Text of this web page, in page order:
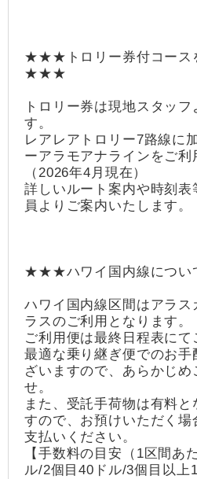
★★★トロリー券付コース
★★★
トロリー券は現地スタッ
す。
レアレアトロリー7路線に
ーアラモアナラインをご利
（2026年4月現在）
詳しいルート案内や時刻
員よりご案内いたします。
★★★ハワイ国内線につ
ハワイ国内線区間はアラス
ラスのご利用となります。
ご利用便は最終日程表にて
最適な乗り継ぎ便でのお
ざいますので、あらかじめ
せ。
また、受託手荷物は有料と
すので、お預けいただく場
支払いください。
【手数料の目安（1区間あ
ル/2個目40ドル/3個目以上